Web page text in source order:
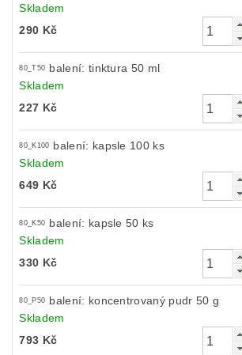
Skladem
290 Kč
80_T50 balení: tinktura 50 ml
Skladem
227 Kč
80_K100 balení: kapsle 100 ks
Skladem
649 Kč
80_K50 balení: kapsle 50 ks
Skladem
330 Kč
80_P50 balení: koncentrovaný pudr 50 g
Skladem
793 Kč